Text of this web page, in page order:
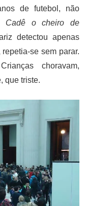
de futebol, não
Cadê o cheiro de
detectou apenas
se sem parar.
choravam,
que triste.